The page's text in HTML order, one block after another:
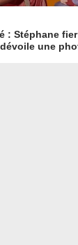
: Stéphane
une